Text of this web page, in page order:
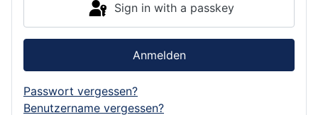
Sign in with a passkey
Anmelden
Passwort vergessen?
Benutzername vergessen?